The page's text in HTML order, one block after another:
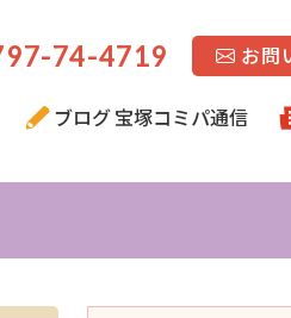
74-4719 お問
ブログ 宝塚コミパ通信